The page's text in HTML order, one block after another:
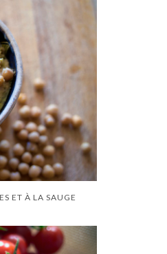
ET À LA SAUGE